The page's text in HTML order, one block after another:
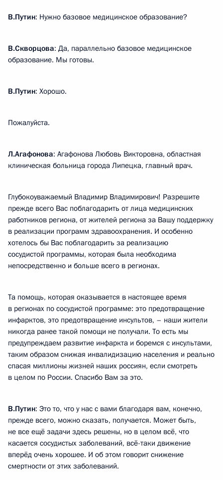
В.Путин: Нужно базовое медицинское образование?
В.Скворцова: Да, параллельно базовое медицинское
образование. Мы готовы.
В.Путин: Хорошо.
Пожалуйста.
Л.Агафонова: Агафонова Любовь Викторовна, областная
клиническая больница города Липецка, главный врач.
Глубокоуважаемый Владимир Владимирович! Разрешите
прежде всего Вас поблагодарить от лица медицинских
работников региона, от жителей региона за Вашу поддержку
в реализации программ здравоохранения. И особенно
хотелось бы Вас поблагодарить за реализацию
сосудистой программы, которая была необходима
непосредственно и больше всего в регионах.
Та помощь, которая оказывается в настоящее время
в регионах по сосудистой программе: это предотвращение
инфарктов, это предотвращение инсультов, – наши жители
никогда ранее такой помощи не получали. То есть мы
предупреждаем развитие инфаркта и боремся с инсультами,
таким образом снижая инвалидизацию населения и реально
спасая миллионы жизней наших россиян, если смотреть
в целом по России. Спасибо Вам за это.
В.Путин: Это то, что у нас с вами благодаря вам, конечно,
прежде всего, можно сказать, получается. Может быть,
не все ещё задачи здесь решены, но в целом всё, что
касается сосудистых заболеваний, всё-таки движение
вперёд очень хорошее. И об этом говорит снижение
смертности от этих заболеваний.